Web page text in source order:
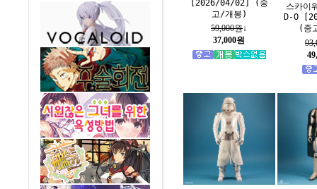
[2026/04/02] (중
고/개봉)
59,000원↓
37,000원
스카이
D-O
(중